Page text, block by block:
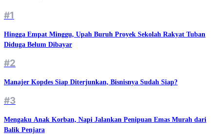
#1
Hingga Empat Minggu, Upah Buruh Proyek Sekolah Rakyat Tuban
Diduga Belum Dibayar
#2
Manajer Kopdes Siap Diterjunkan, Bisnisnya Sudah Siap?
#3
Mengaku Anak Korban, Napi Jalankan Penipuan Emas Murah dari
Balik Penjara